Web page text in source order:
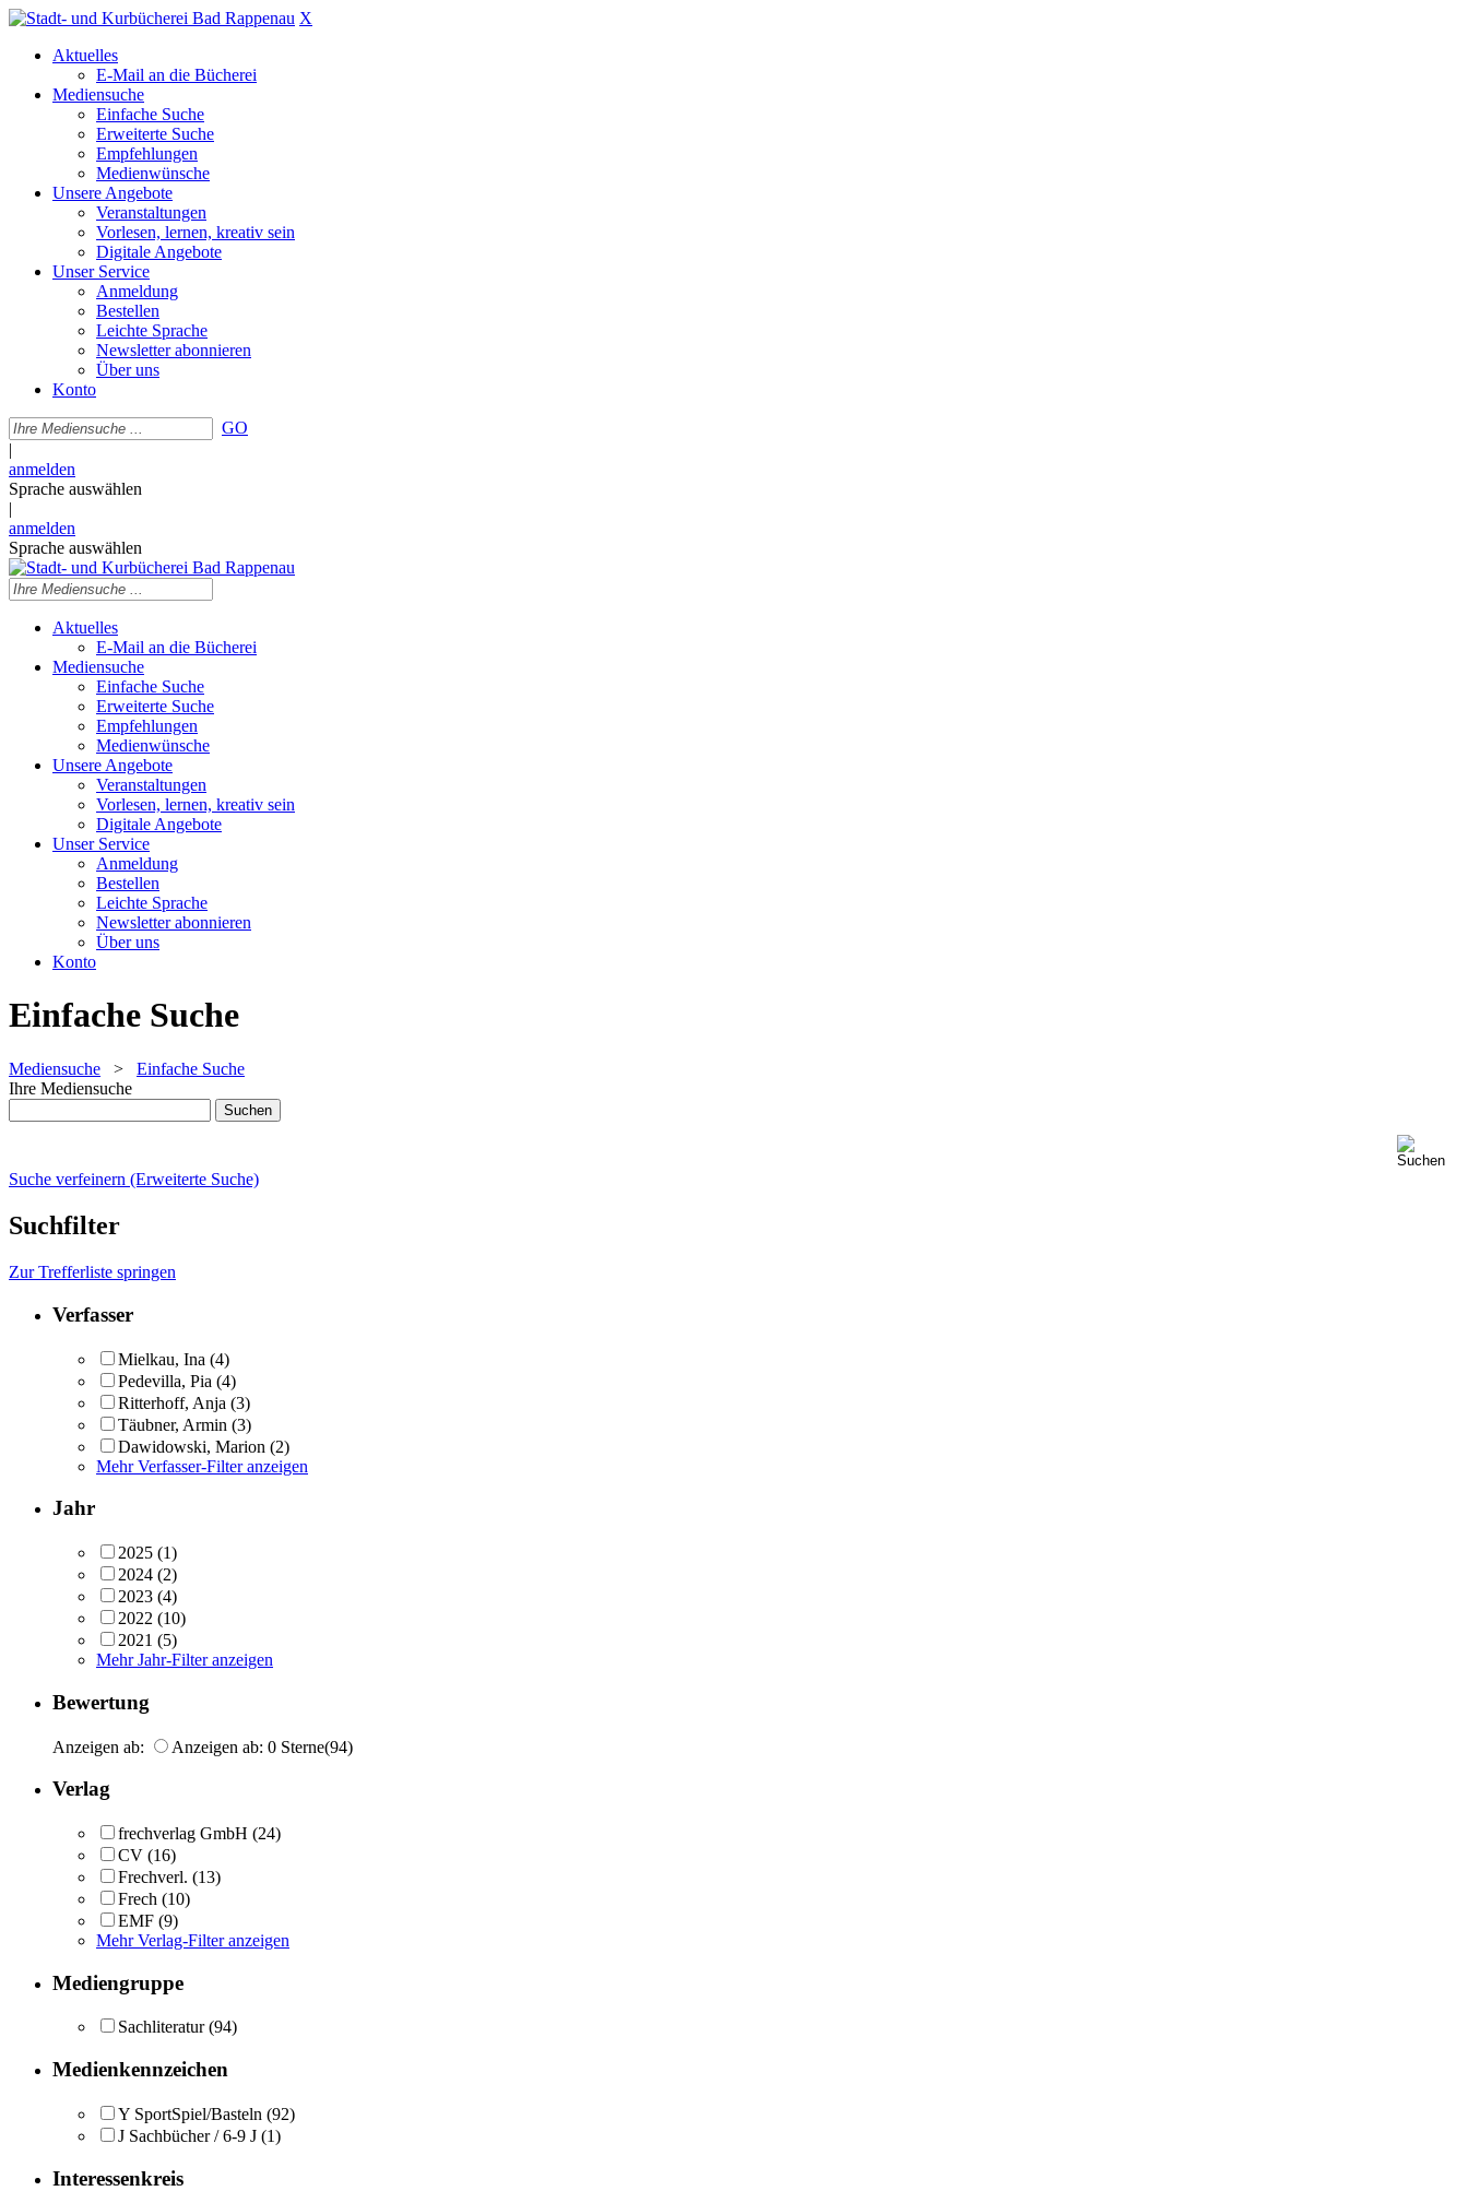
X
Aktuelles
E-Mail an die Bücherei
Mediensuche
Einfache Suche
Erweiterte Suche
Empfehlungen
Medienwünsche
Unsere Angebote
Veranstaltungen
Vorlesen, lernen, kreativ sein
Digitale Angebote
Unser Service
Anmeldung
Bestellen
Leichte Sprache
Newsletter abonnieren
Über uns
Konto
GO
|
anmelden
Sprache auswählen
|
anmelden
Sprache auswählen
Aktuelles
E-Mail an die Bücherei
Mediensuche
Einfache Suche
Erweiterte Suche
Empfehlungen
Medienwünsche
Unsere Angebote
Veranstaltungen
Vorlesen, lernen, kreativ sein
Digitale Angebote
Unser Service
Anmeldung
Bestellen
Leichte Sprache
Newsletter abonnieren
Über uns
Konto
Einfache Suche
Mediensuche > Einfache Suche
Ihre Mediensuche
Suche verfeinern (Erweiterte Suche)
Suchfilter
Zur Trefferliste springen
Verfasser
Mielkau, Ina (4)
Pedevilla, Pia (4)
Ritterhoff, Anja (3)
Täubner, Armin (3)
Dawidowski, Marion (2)
Mehr Verfasser-Filter anzeigen
Jahr
2025 (1)
2024 (2)
2023 (4)
2022 (10)
2021 (5)
Mehr Jahr-Filter anzeigen
Bewertung
Anzeigen ab: Anzeigen ab: 0 Sterne(94)
Verlag
frechverlag GmbH (24)
CV (16)
Frechverl. (13)
Frech (10)
EMF (9)
Mehr Verlag-Filter anzeigen
Mediengruppe
Sachliteratur (94)
Medienkennzeichen
Y SportSpiel/Basteln (92)
J Sachbücher / 6-9 J (1)
Interessenkreis